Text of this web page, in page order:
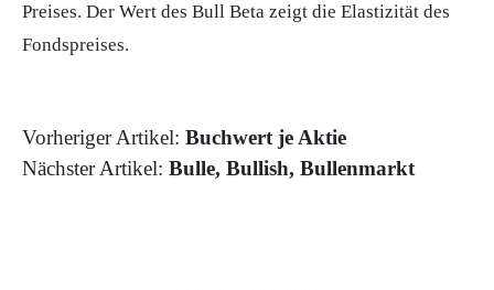
Preises. Der Wert des Bull Beta zeigt die Elastizität des
Fondspreises.
Vorheriger Artikel: Buchwert je Aktie
Nächster Artikel: Bulle, Bullish, Bullenmarkt